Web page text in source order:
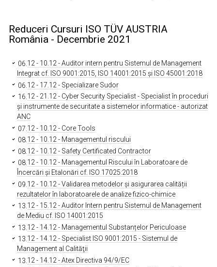
Reduceri Cursuri ISO TÜV AUSTRIA
România - Decembrie 2021
06. 12 - 10.12 - Auditor intern pentru Sistemul de Management
Integrat cf. ISO 9001:2015, ISO 14001:2015 şi ISO 45001:2018
06. 12 - 17.12 - Specializare Sudor
16. 12 - 21.12 - Cyber Security Specialist - Specialist în proceduri
și instrumente de securitate a sistemelor informatice - autorizat
ANC
07. 12 - 10.12 - Core Tools
08. 12 - 10.12 - Managementul riscului
08. 12 - 10.12 - Safety Certificated Contractor
08. 12 - 10.12 - Managementul Riscului în Laboratoare de
Încercări și Etalonări cf. ISO 17025:2018
09. 12 - 10.12 - Validarea metodelor și asigurarea calității
rezultatelor în laboratoarele de analize fizico-chimice
13. 12 - 15.12 - Auditor Intern pentru Sistemul de Management
de Mediu cf. ISO 14001:2015
13. 12 - 14.12 - Managementul Substanțelor Periculoase
13. 12 - 14.12 - Specialist ISO 9001:2015 - Sistemul de
Management al Calităţii
13. 12 - 14.12 - Atex Directiva 94/9/EC